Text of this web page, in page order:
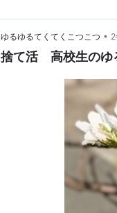
ゆるゆるてくてくこつこつ •
捨て活 高校生のゆ